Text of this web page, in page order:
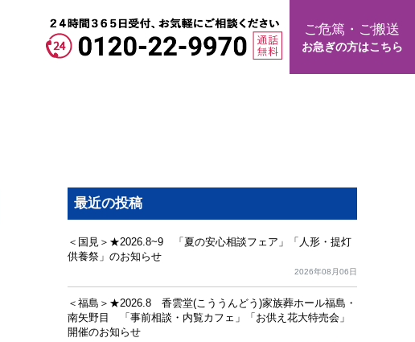
ご危篤・ご搬送
お急ぎの方はこちら
最近の投稿
＜国見＞★2026.8~9 「夏の安心相談フェア」「人形・提灯
供養祭」のお知らせ
2026年08月06日
＜福島＞★2026.8 香雲堂(こううんどう)家族葬ホール福島・
南矢野目 「事前相談・内覧カフェ」「お供え花大特売会」
開催のお知らせ